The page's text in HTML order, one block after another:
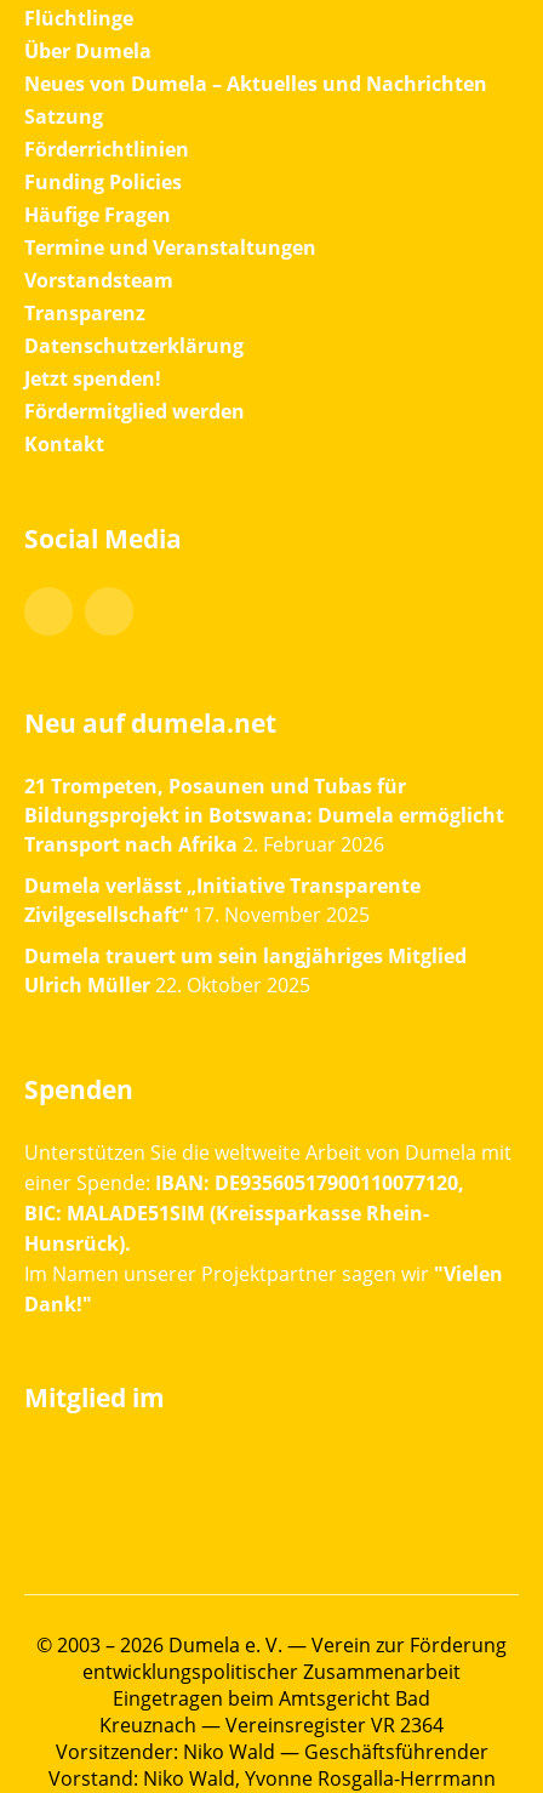
Flüchtlinge
Über Dumela
Neues von Dumela – Aktuelles und Nachrichten
Satzung
Förderrichtlinien
Funding Policies
Häufige Fragen
Termine und Veranstaltungen
Vorstandsteam
Transparenz
Datenschutzerklärung
Jetzt spenden!
Fördermitglied werden
Kontakt
Social Media
Facebook
Neu auf dumela.net
21 Trompeten, Posaunen und Tubas für
Bildungsprojekt in Botswana: Dumela ermöglicht
Transport nach Afrika 2. Februar 2026
Dumela verlässt „Initiative Transparente
Zivilgesellschaft“ 17. November 2025
Dumela trauert um sein langjähriges Mitglied
Ulrich Müller22. Oktober 2025
Spenden
Unterstützen Sie die weltweite Arbeit von Dumela mit
einer Spende: IBAN: DE93560517900110077120,
BIC: MALADE51SIM (Kreissparkasse Rhein-
Hunsrück).
Im Namen unserer Projektpartner sagen wir "Vielen
Dank!"
Mitglied im
© 2003 – 2026 Dumela e. V. — Verein zur Förderung
entwicklungspolitischer Zusammenarbeit
Eingetragen beim Amtsgericht Bad
Kreuznach — Vereinsregister VR 2364
Vorsitzender: Niko Wald — Geschäftsführender
Vorstand: Niko Wald, Yvonne Rosgalla-Herrmann